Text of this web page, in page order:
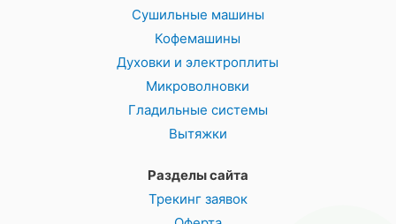
Сушильные машины
Кофемашины
Духовки и электроплиты
Микроволновки
Гладильные системы
Вытяжки
Разделы сайта
Трекинг заявок